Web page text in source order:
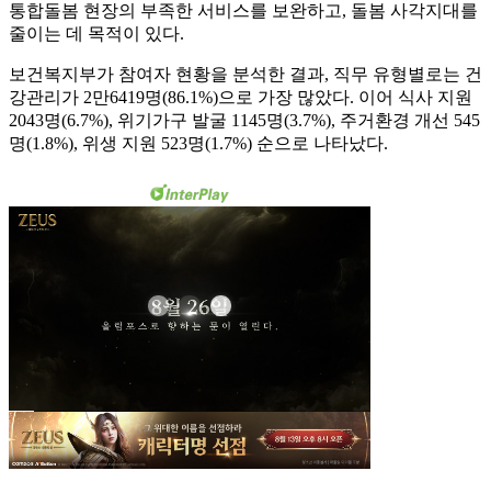
통합돌봄 현장의 부족한 서비스를 보완하고, 돌봄 사각지대를
줄이는 데 목적이 있다.
보건복지부가 참여자 현황을 분석한 결과, 직무 유형별로는 건
강관리가 2만6419명(86.1%)으로 가장 많았다. 이어 식사 지원
2043명(6.7%), 위기가구 발굴 1145명(3.7%), 주거환경 개선 545
명(1.8%), 위생 지원 523명(1.7%) 순으로 나타났다.